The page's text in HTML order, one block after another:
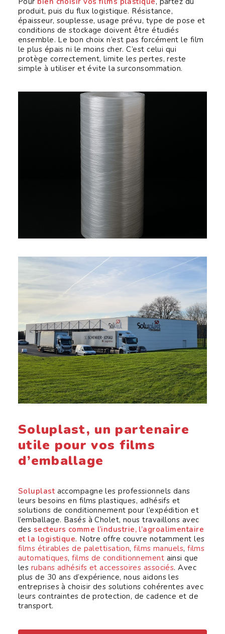
produit, puis du flux logistique. Résistance,
épaisseur, souplesse, usage prévu, type de pose et
conditions de stockage doivent être étudiés
ensemble. Le bon choix n’est pas forcément le film
le plus épais ni le moins cher. C’est celui qui
protège correctement, limite les pertes, reste
simple à utiliser et évite la surconsommation.
Soluplast, un partenaire
utile pour vos films
d’emballage
Soluplast accompagne les professionnels dans
leurs besoins en films plastiques, adhésifs et
solutions de conditionnement pour l’expédition et
l’emballage. Basés à Cholet, nous travaillons avec
des secteurs comme l’industrie, l’agroalimentaire
et la logistique. Notre offre couvre notamment les
films étirables de palettisation,films manuels,films
automatiques,films de conditionnement ainsi que
les rubans adhésifs et accessoires associés. Avec
plus de 30 ans d’expérience, nous aidons les
entreprises à choisir des solutions cohérentes avec
leurs contraintes de protection, de cadence et de
transport.